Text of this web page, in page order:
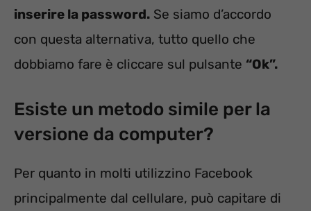
inserire la password. Se siamo d’accordo
con questa alternativa, tutto quello che
dobbiamo fare è cliccare sul pulsante “Ok”.
Esiste un metodo simile per la
versione da computer?
Per quanto in molti utilizzino Facebook
principalmente dal cellulare, può capitare di